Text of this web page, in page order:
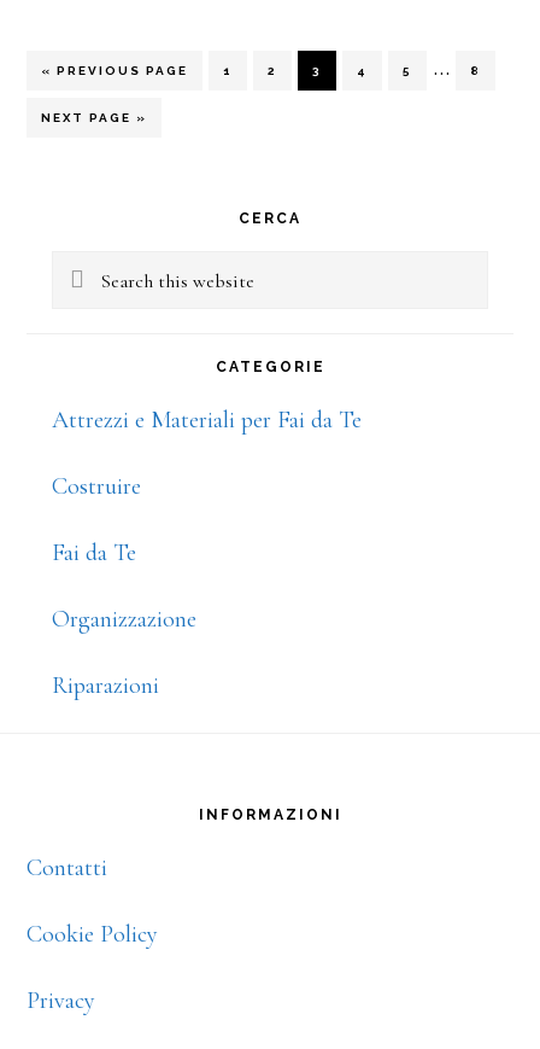
«GO
PREVIOUS PAGE PAGE
1 PAGE
2 PAGE
3 PAGE
4 PAGE
5
Interim
… PAGE
8
GO
NEXT PAGE »
Sidebar
CERCA
Search
CATEGORIE
Attrezzi e Materiali per Fai da Te
Costruire
Fai da Te
Organizzazione
Riparazioni
INFORMAZIONI
Contatti
Cookie Policy
Privacy